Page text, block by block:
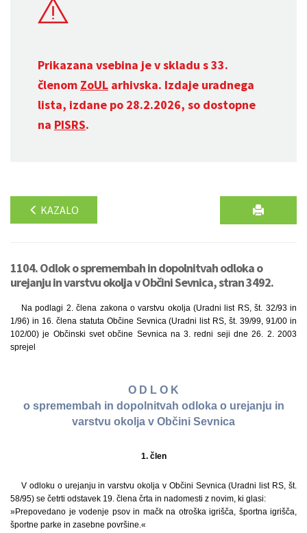
Prikazana vsebina je v skladu s 33.
členom ZoUL arhivska. Izdaje uradnega
lista, izdane po 28.2.2026, so dostopne
na PISRS.
KAZALO
1104. Odlok o spremembah in dopolnitvah odloka o
urejanju in varstvu okolja v Občini Sevnica, stran 3492.
Na podlagi 2. člena zakona o varstvu okolja (Uradni list RS, št. 32/93 in
1/96) in 16. člena statuta Občine Sevnica (Uradni list RS, št. 39/99, 91/00 in
102/00) je Občinski svet občine Sevnica na 3. redni seji dne 26. 2. 2003
sprejel
O D L O K
o spremembah in dopolnitvah odloka o urejanju in
varstvu okolja v Občini Sevnica
1. člen
V odloku o urejanju in varstvu okolja v Občini Sevnica (Uradni list RS, št.
58/95) se četrti odstavek 19. člena črta in nadomesti z novim, ki glasi:
»Prepovedano je vodenje psov in mačk na otroška igrišča, športna igrišča,
športne parke in zasebne površine.«